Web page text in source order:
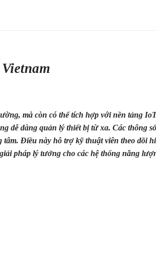
Vietnam
mà còn có thể tích hợp với nền tảng
dễ dàng quản lý thiết bị từ xa. Các thông
Điều này hỗ trợ kỹ thuật viên theo dõi
pháp lý tưởng cho các hệ thống năng